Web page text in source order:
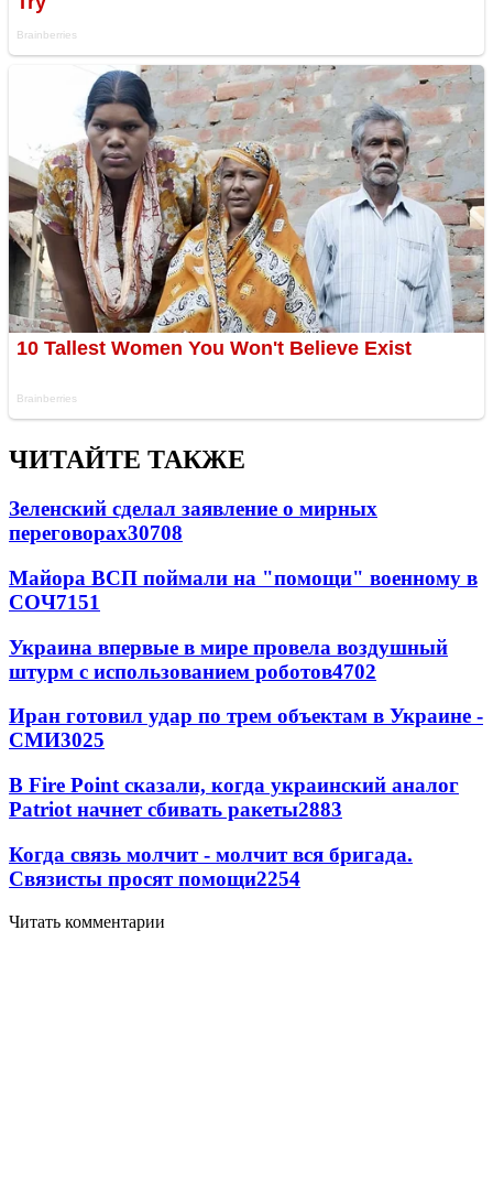
ЧИТАЙТЕ ТАКЖЕ
Зеленский сделал заявление о мирных
переговорах30708
Майора ВСП поймали на "помощи" военному в
СОЧ7151
Украина впервые в мире провела воздушный
штурм с использованием роботов4702
Иран готовил удар по трем объектам в Украине -
СМИ3025
В Fire Point сказали, когда украинский аналог
Patriot начнет сбивать ракеты2883
Когда связь молчит - молчит вся бригада.
Связисты просят помощи2254
Читать комментарии